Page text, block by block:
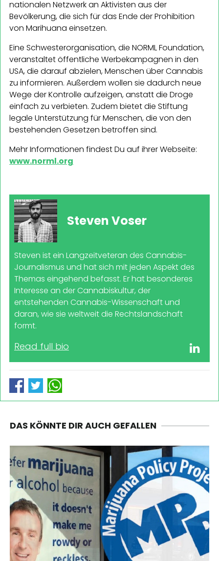
nationalen Netzwerk an Aktivisten aus der
Bevölkerung, die sich für das Ende der Prohibition
von Marihuana einsetzen.
Eine Schwesterorganisation, die NORML Foundation,
veranstaltet öffentliche Werbekampagnen in den
USA, die darauf abzielen, Menschen über Cannabis
zu informieren. Außerdem wollen sie dadurch neue
Wege der Kontrolle aufzeigen, anstatt die Droge
einfach zu verbieten. Zudem bietet die Stiftung
legale Unterstützung für Menschen, die von den
bestehenden Gesetzen betroffen sind.
Mehr Informationen findest Du auf ihrer Webseite:
www.norml.org
Steven Voser
Steven ist ein Langzeitveteran des Cannabis-
Journalismus und hat sich mit jeden Aspekt des
Themas eingehend befasst. Er hat besonderes
Interesse an der Cannabiskultur, der
entstehenden Cannabis-Wissenschaft und
daran, wie sie weltweit die Rechtslandschaft
formt.
Read full bio
DAS KÖNNTE DIR AUCH GEFALLEN